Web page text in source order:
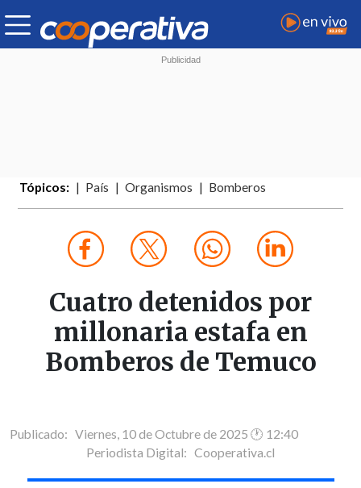
Tópicos: País Organismos Bomberos
Cuatro detenidos por
millonaria estafa en
Bomberos de Temuco
Publicado: Viernes, 10 de Octubre de 2025 🕐 12:40
Periodista Digital: Cooperativa.cl